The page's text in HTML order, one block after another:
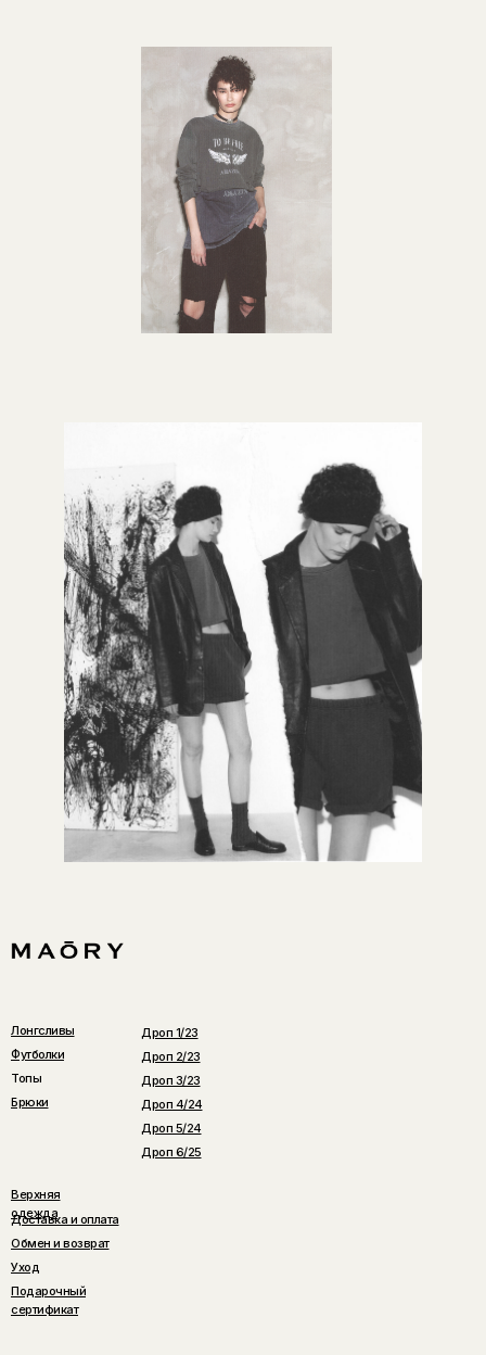
Лонгсливы
Футболки
Топы
Брюки
Дроп 1/23
Дроп 2/23
Дроп 3/23
Доставка и оплата
Обмен и возврат
Уход
Подарочный
сертификат
Дроп 4/24
Дроп 5/24
Дроп 6/25
Верхняя
одежда